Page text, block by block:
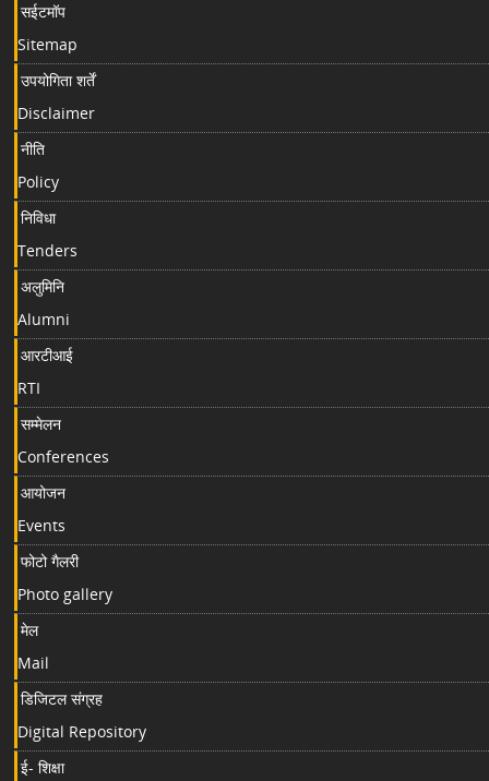
सईटमॉप
Sitemap
उपयोगिता शर्तें
Disclaimer
नीति
Policy
निविधा
Tenders
अलुमिनि
Alumni
आरटीआई
RTI
सम्मेलन
Conferences
आयोजन
Events
फोटो गैलरी
Photo gallery
मेल
Mail
डिजिटल संग्रह
Digital Repository
ई- शिक्षा